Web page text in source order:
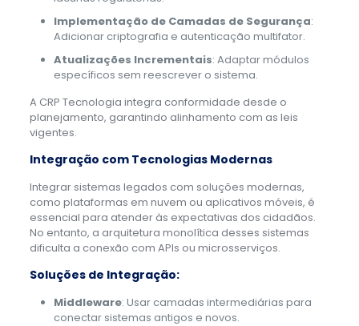
Implementação de Camadas de Segurança:
Adicionar criptografia e autenticação multifator.
Atualizações Incrementais: Adaptar módulos
específicos sem reescrever o sistema.
A CRP Tecnologia integra conformidade desde o
planejamento, garantindo alinhamento com as leis
vigentes.
Integração com Tecnologias Modernas
Integrar sistemas legados com soluções modernas,
como plataformas em nuvem ou aplicativos móveis, é
essencial para atender às expectativas dos cidadãos.
No entanto, a arquitetura monolítica desses sistemas
dificulta a conexão com APIs ou microsserviços.
Soluções de Integração:
Middleware: Usar camadas intermediárias para
conectar sistemas antigos e novos.